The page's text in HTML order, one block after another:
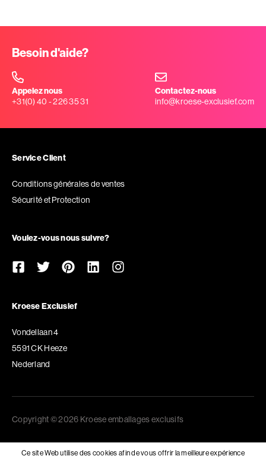
Besoin d'aide?
Appelez nous
+31(0) 40 - 226 35 31
Contactez-nous
info@kroese-exclusief.com
Service Client
Conditions générales de ventes
Sécurité et Protection
Voulez-vous nous suivre?
Kroese Exclusief
Vondellaan 4
5591 CK Heeze
Nederland
Copyright © 2026 Kroese emballages exclusifs
Ce site Web utilise des cookies afin de vous offrir la meilleure expérience